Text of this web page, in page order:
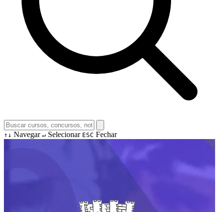
↑↓ Navegar ↵ Selecionar ESC Fechar